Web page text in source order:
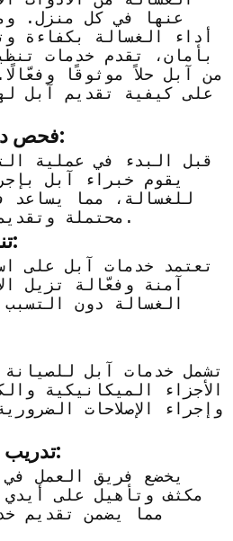
عنها في كل منزل.
أداء الغسالة بكفاءة
بأمان، تقدم خدمات
من آبل حلاً موثوقًا
على كيفية تقديم آبل
1. فحص دوري وتقييم مبدئي:
قبل البدء في عملية
يقوم خبراء آبل
للغسالة، مما يساعد
محتملة وتقديم الحلول المناسبة.
2. تنظيف شامل وآمن:
تعتمد خدمات آبل على
آمنة وفعّالة تزيل
الغسالة دون
تشمل خدمات آبل
الأجزاء الميكانيكية
وإجراء الإصلاحات
4. تدريب وتأهيل الموظفين:
يخضع فريق العمل
مكثف وتأهيل على
مما يضمن تقديم